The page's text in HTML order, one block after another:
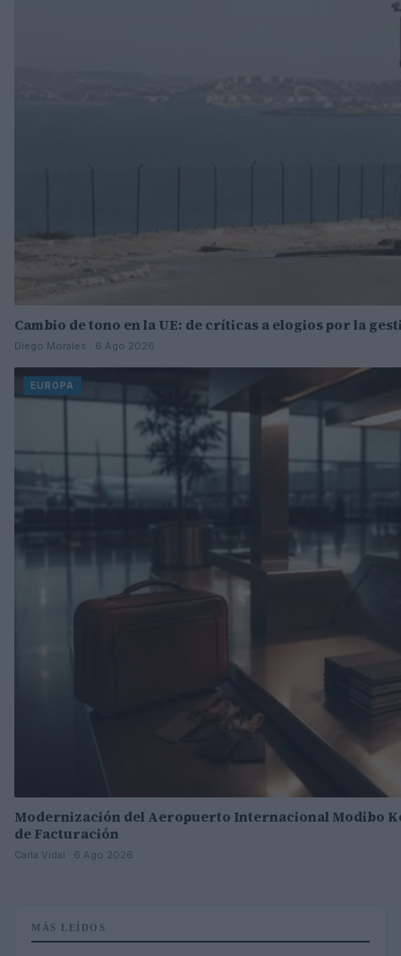
Cambio de tono en la UE: de críticas a elogios por la
Diego Morales · 6 Ago 2026
EUROPA
Modernización del Aeropuerto Internacional Modibo
de Facturación
Carla Vidal · 6 Ago 2026
MÁS LEÍDOS